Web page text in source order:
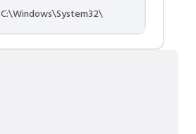
C:\Windows\System32\